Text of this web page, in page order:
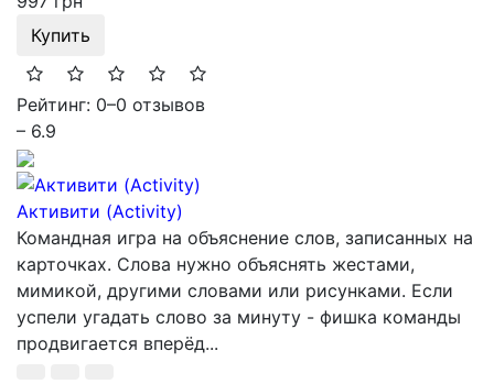
Купить
Рейтинг: 0–0 отзывов
– 6.9
Активити (Activity)
Командная игра на объяснение слов, записанных на
карточках. Слова нужно объяснять жестами,
мимикой, другими словами или рисунками. Если
успели угадать слово за минуту - фишка команды
продвигается вперёд...